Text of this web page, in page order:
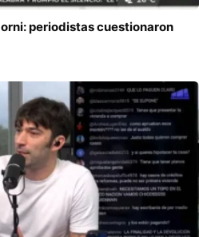
periodistas cuestionaron